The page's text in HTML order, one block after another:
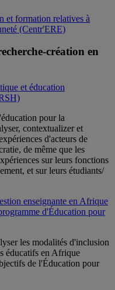
et formation relatives à
(Centr'ERE)
création en
et éducation
pour la
contextualizer et
d'acteurs de
de même que les
sur leurs fonctions
et sur leurs étudiants/
enseignante en Afrique
d'Éducation pour
les modalités d'inclusion
éducatifs en Afrique
de l'Éducation pour